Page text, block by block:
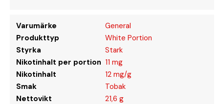
Varumärke
General
Produkttyp
White Portion
Styrka
Stark
Nikotinhalt per portion 11 mg
Nikotinhalt
12 mg/g
Smak
Tobak
Nettovikt
21,6 g